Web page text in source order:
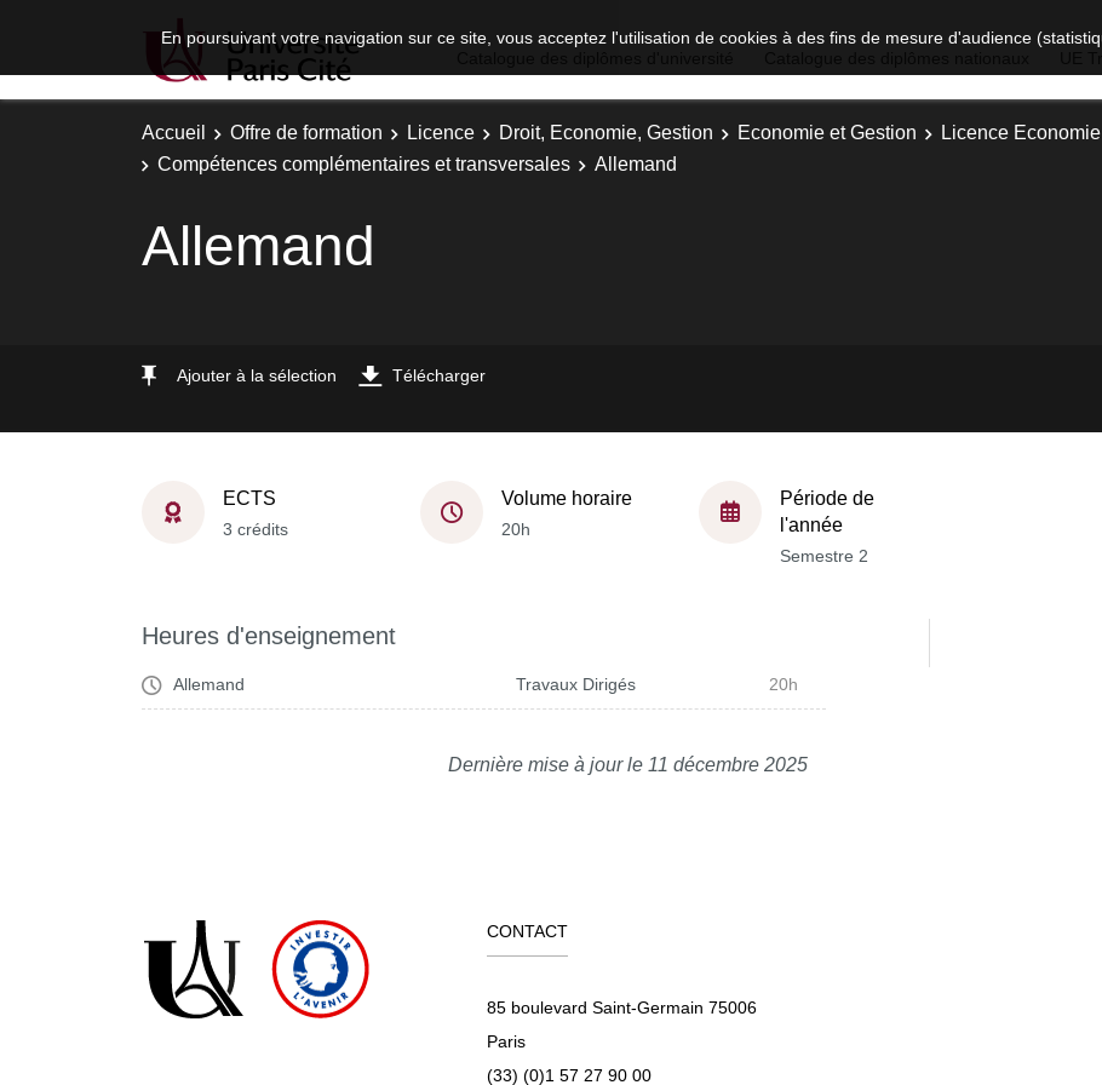
En poursuivant votre navigation sur ce site, vous acceptez l'utilisation de cookies à des fins de mesure d'audience
Accueil Offre de formation Licence Droit, Economie, Gestion Economie et Gestion
Licence
Compétences complémentaires et transversales
Allemand
Allemand
Ajouter à la sélection Télécharger
ECTS
3 crédits
Volume horaire
20h
Période de
l'année
Semestre 2
Heures d'enseignement
Allemand Travaux Dirigés 20h
Dernière mise à jour le 11 décembre 2025
CONTACT
85 boulevard Saint-Germain 75006
Paris
(33) (0)1 57 27 90 00